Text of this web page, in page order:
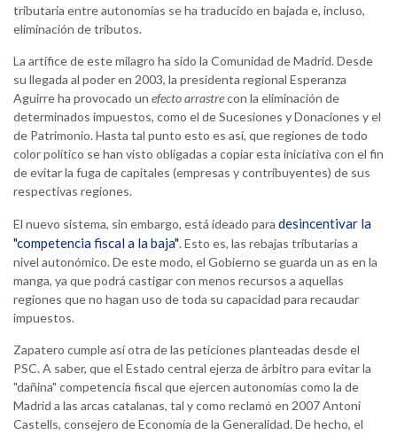
tributaria entre autonomías se ha traducido en bajada e, incluso,
eliminación de tributos.
La artífice de este milagro ha sido la Comunidad de Madrid. Desde
su llegada al poder en 2003, la presidenta regional Esperanza
Aguirre ha provocado un efecto arrastrecon la eliminación de
determinados impuestos, como el de Sucesiones y Donaciones y el
de Patrimonio. Hasta tal punto esto es así, que regiones de todo
color político se han visto obligadas a copiar esta iniciativa con el fin
de evitar la fuga de capitales (empresas y contribuyentes) de sus
respectivas regiones.
El nuevo sistema, sin embargo, está ideado para desincentivar la
"competencia fiscal a la baja". Esto es, las rebajas tributarias a
nivel autonómico. De este modo, el Gobierno se guarda un as en la
manga, ya que podrá castigar con menos recursos a aquellas
regiones que no hagan uso de toda su capacidad para recaudar
impuestos.
Zapatero cumple así otra de las peticiones planteadas desde el
PSC. A saber, que el Estado central ejerza de árbitro para evitar la
"dañina" competencia fiscal que ejercen autonomías como la de
Madrid a las arcas catalanas, tal y como reclamó en 2007 Antoni
Castells, consejero de Economía de la Generalidad. De hecho, el